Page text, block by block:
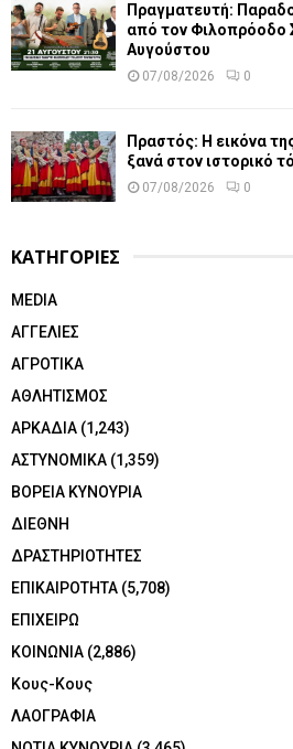
Πραγματευτή:
από τον Φιλοπρόοδο
Αυγούστου
07/08/2026 0
Πραστός: Η εικόνα
ξανά στον ιστορικό
07/08/2026 0
ΚΑΤΗΓΟΡΙΕΣ
MEDIA
ΑΓΓΕΛΙΕΣ
ΑΓΡΟΤΙΚΑ
ΑΘΛΗΤΙΣΜΟΣ
ΑΡΚΑΔΙΑ (1,243)
ΑΣΤΥΝΟΜΙΚΑ (1,359)
ΒΟΡΕΙΑ ΚΥΝΟΥΡΙΑ
ΔΙΕΘΝΗ
ΔΡΑΣΤΗΡΙΟΤΗΤΕΣ
ΕΠΙΚΑΙΡΟΤΗΤΑ (5,708)
ΕΠΙΧΕΙΡΩ
ΚΟΙΝΩΝΙΑ (2,886)
Κους-Κους
ΛΑΟΓΡΑΦΙΑ